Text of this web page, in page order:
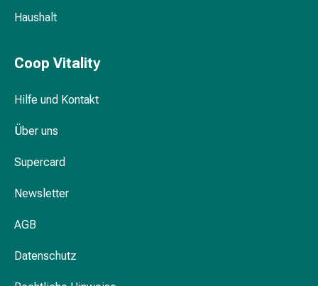
-
Kunstnägel
Make-
Haushalt
Coop Vitality
Hilfe und Kontakt
Über uns
Supercard
Newsletter
AGB
Datenschutz